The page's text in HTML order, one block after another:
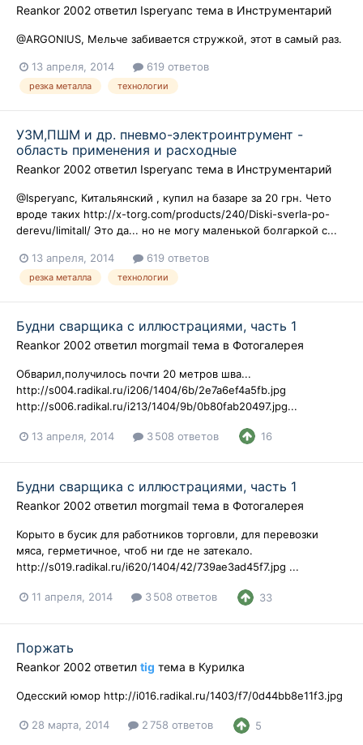
Reankor 2002 ответил Isperyanc тема в Инструментарий
@ARGONIUS, Мельче забивается стружкой, этот в самый раз.
13 апреля, 2014 619 ответов
резка металла технологии
УЗМ,ПШМ и др. пневмо-электроинтрумент -
область применения и расходные
Reankor 2002 ответил Isperyanc тема в Инструментарий
@Isperyanc, Китальянский , купил на базаре за 20 грн. Чето
вроде таких http://x-torg.com/products/240/Diski-sverla-po-
derevu/limitall/ Это да... но не могу маленькой болгаркой с...
13 апреля, 2014 619 ответов
резка металла технологии
Будни сварщика с иллюстрациями, часть 1
Reankor 2002 ответил morgmail тема в Фотогалерея
Обварил,получилось почти 20 метров шва...
http://s004.radikal.ru/i206/1404/6b/2e7a6ef4a5fb.jpg
http://s006.radikal.ru/i213/1404/9b/0b80fab20497.jpg...
13 апреля, 2014 3 508 ответов 16
Будни сварщика с иллюстрациями, часть 1
Reankor 2002 ответил morgmail тема в Фотогалерея
Корыто в бусик для работников торговли, для перевозки
мяса, герметичное, чтоб ни где не затекало.
http://s019.radikal.ru/i620/1404/42/739ae3ad45f7.jpg ...
11 апреля, 2014 3 508 ответов 33
Поржать
Reankor 2002 ответил tig тема в Курилка
Одесский юмор http://i016.radikal.ru/1403/f7/0d44bb8e11f3.jpg
28 марта, 2014 2 758 ответов 5